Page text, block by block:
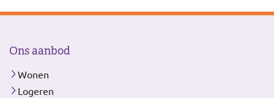
Ons aanbod
Wonen
Logeren